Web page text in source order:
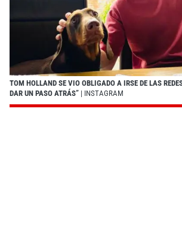
TOM HOLLAND SE VIO OBLIGADO A IRSE DE LAS
DAR UN PASO ATRÁS” | INSTAGRAM